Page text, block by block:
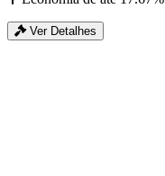
Ver Detalhes